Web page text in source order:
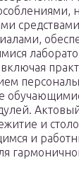
и
и